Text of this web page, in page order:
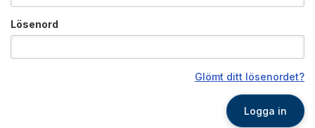
Lösenord
Glömt ditt lösenordet?
Logga in